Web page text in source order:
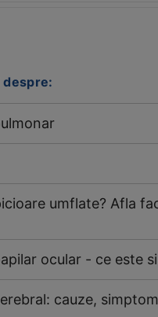
despre:
umflate? Afla
ocular - ce este
cauze,